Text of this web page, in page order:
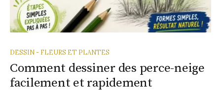
DESSIN - FLEURS ET PLANTES
Comment dessiner des perce-neige
facilement et rapidement